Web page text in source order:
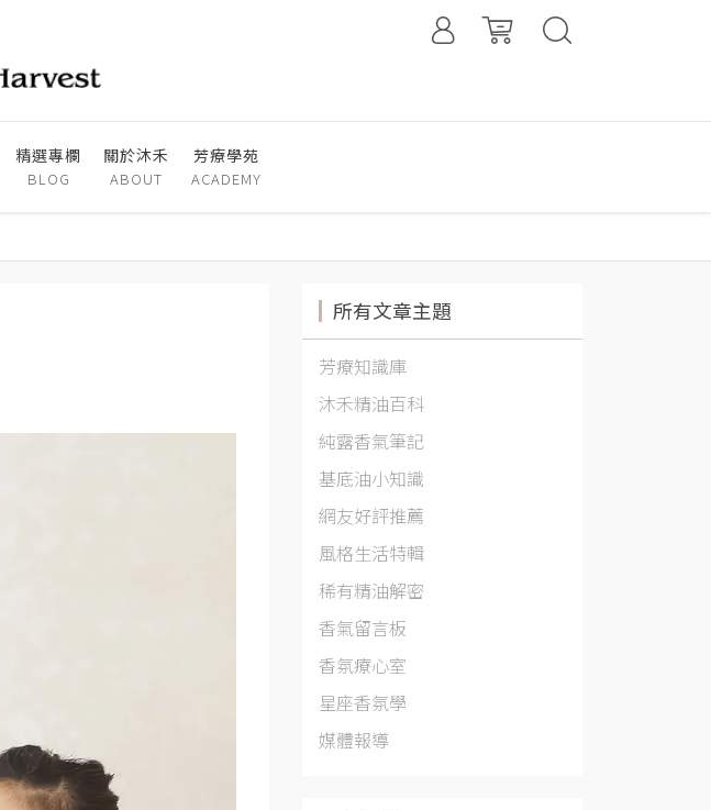
精選專欄
BLOG
關於沐禾
ABOUT
芳療學苑
ACADEMY
所有文章主題
芳療知識庫
沐禾精油百科
純露香氣筆記
基底油小知識
網友好評推薦
風格生活特輯
稀有精油解密
香氣留言板
香氛療心室
星座香氛學
媒體報導